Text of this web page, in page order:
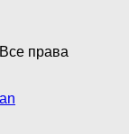
права